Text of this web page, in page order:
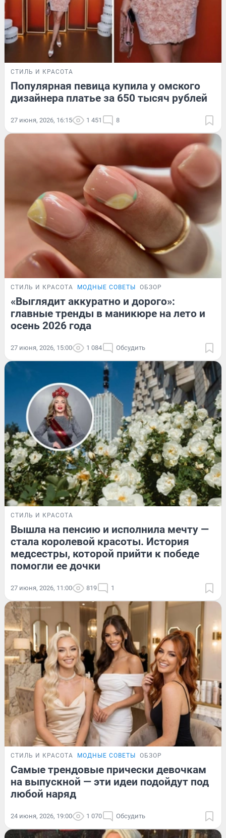
СТИЛЬ И КРАСОТА
Популярная певица купила у омского
дизайнера платье за 650 тысяч рублей
27 июня, 2026, 16:15 1 451 8
СТИЛЬ И КРАСОТА МОДНЫЕ СОВЕТЫ ОБЗОР
«Выглядит аккуратно и дорого»:
главные тренды в маникюре на лето и
осень 2026 года
27 июня, 2026, 15:00 1 084 Обсудить
СТИЛЬ И КРАСОТА
Вышла на пенсию и исполнила мечту —
стала королевой красоты. История
медсестры, которой прийти к победе
помогли ее дочки
27 июня, 2026, 11:00 819 1
СТИЛЬ И КРАСОТА МОДНЫЕ СОВЕТЫ ОБЗОР
Самые трендовые прически девочкам
на выпускной — эти идеи подойдут под
любой наряд
24 июня, 2026, 19:00 1 070 Обсудить